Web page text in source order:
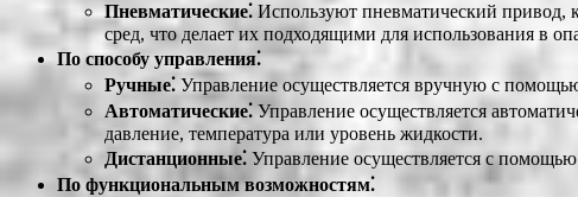
Пневматические⁚ Используют пневматический привод,
сред, что делает их подходящими для использования в
По способу управления⁚
Ручные⁚ Управление осуществляется вручную с
Автоматические⁚Управление осуществляется
давление, температура или уровень жидкости.
Дистанционные⁚ Управление осуществляется с
По функциональным возможностям⁚